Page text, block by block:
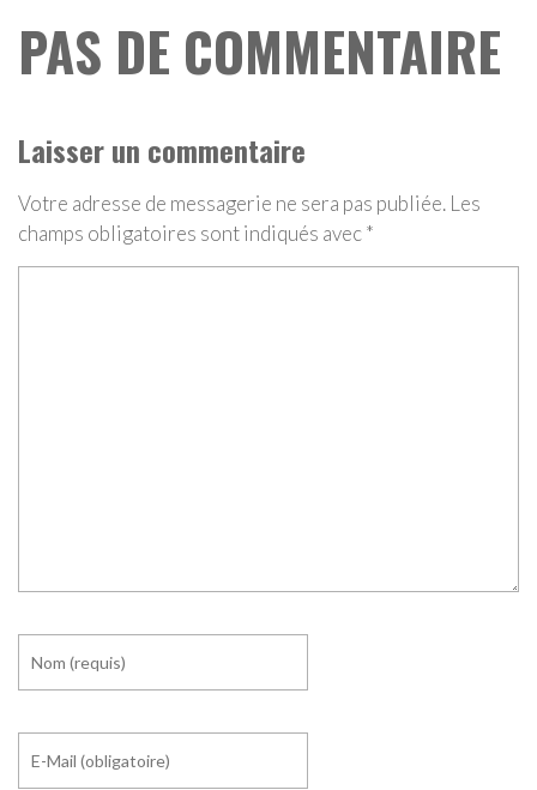
PAS DE COMMENTAIRE
Laisser un commentaire
Votre adresse de messagerie ne sera pas publiée. Les
champs obligatoires sont indiqués avec*